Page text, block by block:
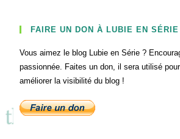
FAIRE UN DON À LUBIE EN SÉRIE
Vous aimez le blog Lubie en Série ?
passionnée. Faites un don, il sera utilisé
améliorer la visibilité du blog !